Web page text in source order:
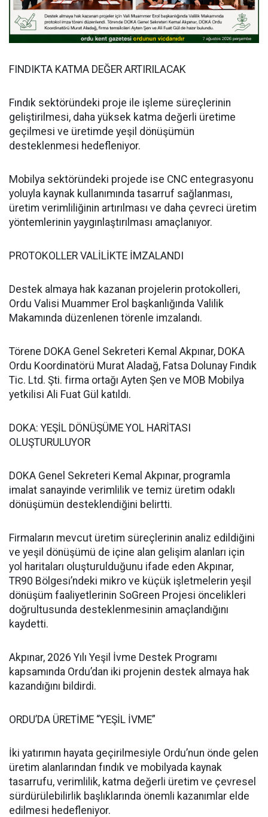
FINDIKTA KATMA DEĞER ARTIRILACAK
Fındık sektöründeki proje ile işleme süreçlerinin
geliştirilmesi, daha yüksek katma değerli üretime
geçilmesi ve üretimde yeşil dönüşümün
desteklenmesi hedefleniyor.
Mobilya sektöründeki projede ise CNC entegrasyonu
yoluyla kaynak kullanımında tasarruf sağlanması,
üretim verimliliğinin artırılması ve daha çevreci üretim
yöntemlerinin yaygınlaştırılması amaçlanıyor.
PROTOKOLLER VALİLİKTE İMZALANDI
Destek almaya hak kazanan projelerin protokolleri,
Ordu Valisi Muammer Erol başkanlığında Valilik
Makamında düzenlenen törenle imzalandı.
Törene DOKA Genel Sekreteri Kemal Akpınar, DOKA
Ordu Koordinatörü Murat Aladağ, Fatsa Dolunay Fındık
Tic. Ltd. Şti. firma ortağı Ayten Şen ve MOB Mobilya
yetkilisi Ali Fuat Gül katıldı.
DOKA: YEŞİL DÖNÜŞÜME YOL HARİTASI
OLUŞTURULUYOR
DOKA Genel Sekreteri Kemal Akpınar, programla
imalat sanayinde verimlilik ve temiz üretim odaklı
dönüşümün desteklendiğini belirtti.
Firmaların mevcut üretim süreçlerinin analiz edildiğini
ve yeşil dönüşümü de içine alan gelişim alanları için
yol haritaları oluşturulduğunu ifade eden Akpınar,
TR90 Bölgesi’ndeki mikro ve küçük işletmelerin yeşil
dönüşüm faaliyetlerinin SoGreen Projesi öncelikleri
doğrultusunda desteklenmesinin amaçlandığını
kaydetti.
Akpınar, 2026 Yılı Yeşil İvme Destek Programı
kapsamında Ordu’dan iki projenin destek almaya hak
kazandığını bildirdi.
ORDU’DA ÜRETİME “YEŞİL İVME”
İki yatırımın hayata geçirilmesiyle Ordu’nun önde gelen
üretim alanlarından fındık ve mobilyada kaynak
tasarrufu, verimlilik, katma değerli üretim ve çevresel
sürdürülebilirlik başlıklarında önemli kazanımlar elde
edilmesi hedefleniyor.